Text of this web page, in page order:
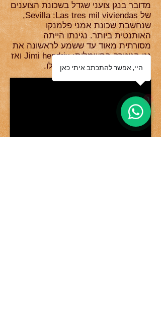
מדובר בנגן צועני שגדל בשכונת הצוענים
של Sevilla :Las tres mil viviendas,
שנחשבת שכונת אמני פלמנקו
האותנטית ביותר. נגינתו הייתה
מסורתית מאוד עד ששמע לראשונה את
נגן הגיטרה החשמלית: Jimi hendrix ואז
עשה את התפנית הגדולה שלו.
היי, אפשר להתכתב איתי כאן
1